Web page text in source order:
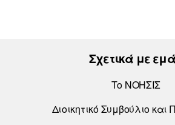
Σχετικά με
Το ΝΟΗΣΙΣ
Διοικητικό Συμβούλιο και